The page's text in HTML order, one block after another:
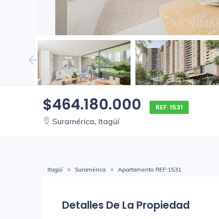
$464.180.000 REF: 1531
Suramérica, Itagüí
Itagüí Suramérica Apartamento REF:1531
Detalles De La Propiedad